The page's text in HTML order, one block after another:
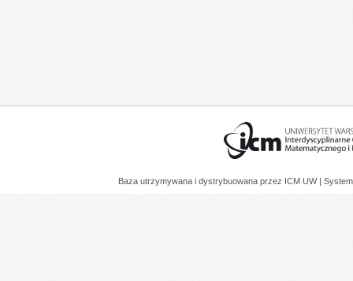
Baza utrzymywana i dystrybuowana przez ICM UW |